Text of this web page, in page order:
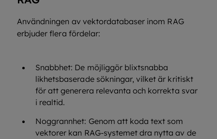
Användningen av vektordatabaser inom RAG
erbjuder flera fördelar:
Snabbhet: De möjliggör blixtsnabba
likhetsbaserade sökningar, vilket är kritiskt
för att generera relevanta och korrekta svar
i realtid.
Noggrannhet: Genom att koda text som
vektorer kan RAG-systemet dra nytta av de